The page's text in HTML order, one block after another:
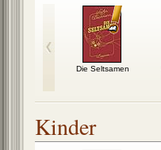
Die Seltsamen
Kinder